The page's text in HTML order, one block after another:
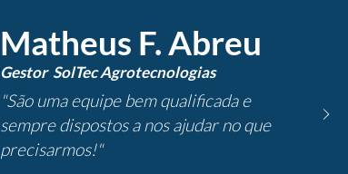
Matheus F. Abreu
Gestor SolTec Agrotecnologias
"São uma equipe bem qualificada e
sempre dispostos a nos ajudar no que
precisarmos!"